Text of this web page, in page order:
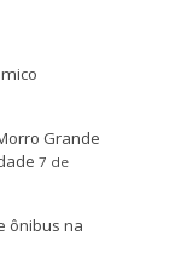
Grande
7 de
ônibus na